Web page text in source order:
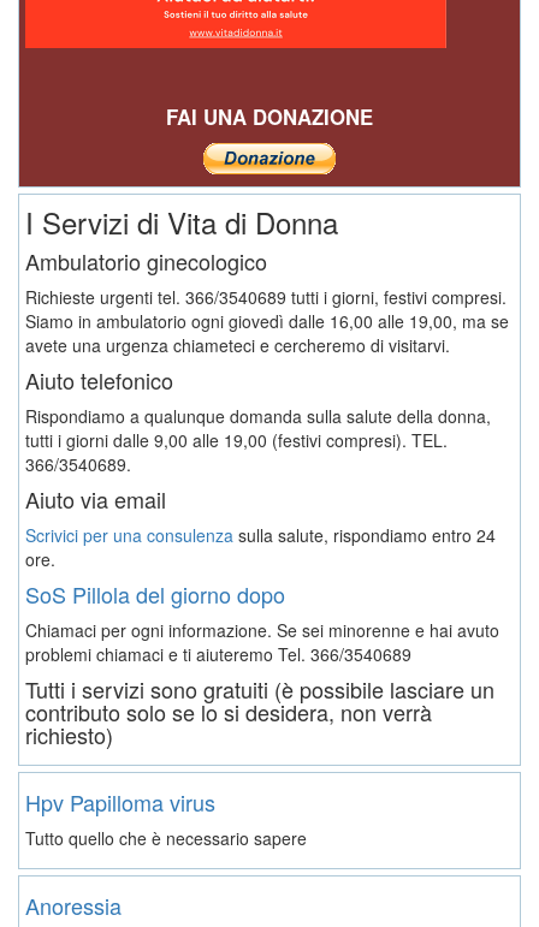
FAI UNA DONAZIONE
I Servizi di Vita di Donna
Ambulatorio ginecologico
Richieste urgenti tel. 366/3540689 tutti i giorni, festivi compresi.
Siamo in ambulatorio ogni giovedì dalle 16,00 alle 19,00, ma se
avete una urgenza chiameteci e cercheremo di visitarvi.
Aiuto telefonico
Rispondiamo a qualunque domanda sulla salute della donna,
tutti i giorni dalle 9,00 alle 19,00 (festivi compresi). TEL.
366/3540689.
Aiuto via email
Scrivici per una consulenza sulla salute, rispondiamo entro 24
ore.
SoS Pillola del giorno dopo
Chiamaci per ogni informazione. Se sei minorenne e hai avuto
problemi chiamaci e ti aiuteremo Tel. 366/3540689
Tutti i servizi sono gratuiti (è possibile lasciare un
contributo solo se lo si desidera, non verrà
richiesto)
Hpv Papilloma virus
Tutto quello che è necessario sapere
Anoressia